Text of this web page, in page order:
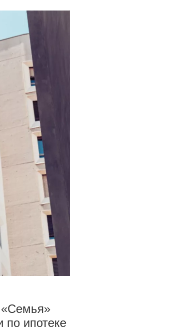
«Семья»
по ипотеке